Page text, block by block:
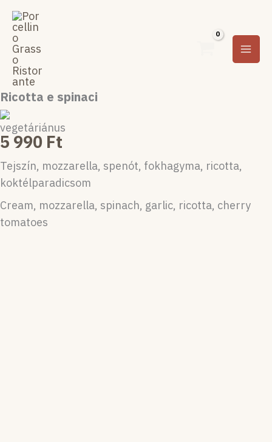
Ugrás
tartalomra
Ricotta e spinaci
5 990 Ft
Tejszín, mozzarella, spenót, fokhagyma, ricotta,
koktélparadicsom
Cream, mozzarella, spinach, garlic, ricotta, cherry
tomatoes